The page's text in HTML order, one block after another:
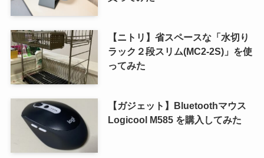
【ニトリ】省スペースな「水切り
ラック２段スリム(MC2-2S)」を使
ってみた
【ガジェット】Bluetoothマウス
Logicool M585 を購入してみた